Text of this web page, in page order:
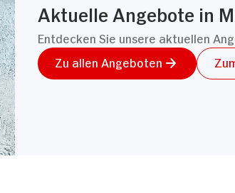
Aktuelle Angebote in
Entdecken Sie unsere aktuellen
Zu allen Angeboten